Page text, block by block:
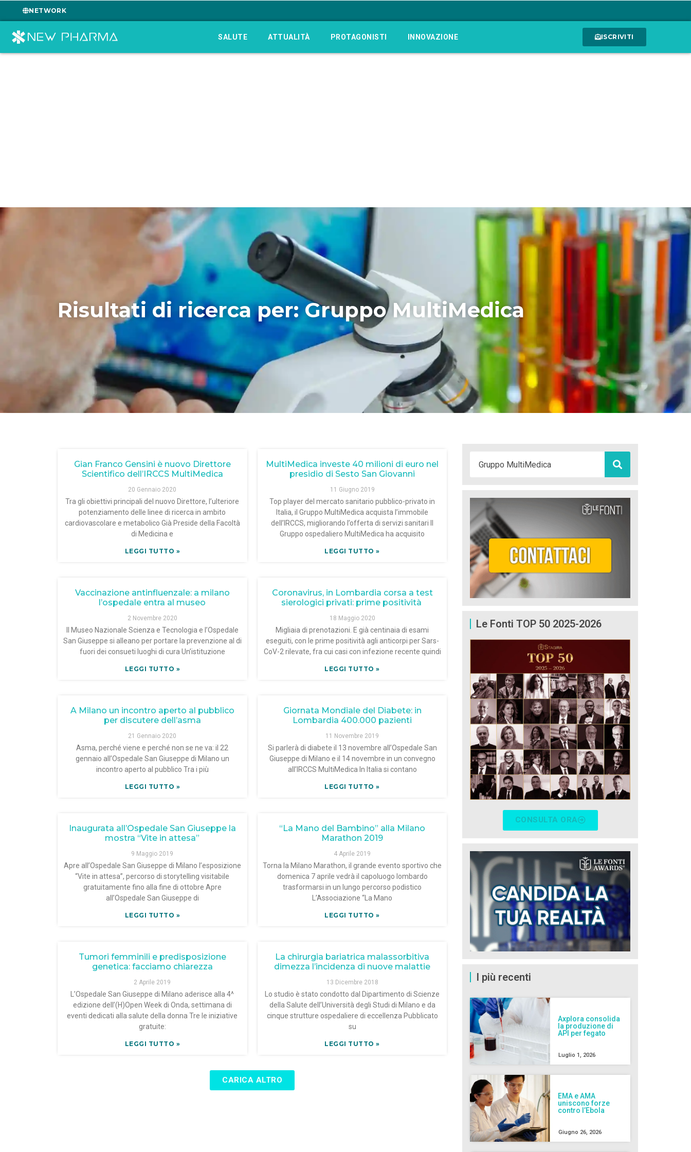
NETWORK
SALUTE ATTUALITÀ PROTAGONISTI INNOVAZIONE ISCRIVITI
Risultati di ricerca per: Gruppo MultiMedica
Gian Franco Gensini è nuovo Direttore
Scientifico dell’IRCCS MultiMedica
20 Gennaio 2020
Tra gli obiettivi principali del nuovo Direttore, l’ulteriore
potenziamento delle linee di ricerca in ambito
cardiovascolare e metabolico Già Preside della Facoltà
di Medicina e
LEGGI TUTTO »
MultiMedica investe 40 milioni di euro nel
presidio di Sesto San Giovanni
11 Giugno 2019
Top player del mercato sanitario pubblico-privato in
Italia, il Gruppo MultiMedica acquista l’immobile
dell’IRCCS, migliorando l’offerta di servizi sanitari Il
Gruppo ospedaliero MultiMedica ha acquisito
LEGGI TUTTO »
Vaccinazione antinfluenzale: a milano
l’ospedale entra al museo
2 Novembre 2020
Il Museo Nazionale Scienza e Tecnologia e l’Ospedale
San Giuseppe si alleano per portare la prevenzione al di
fuori dei consueti luoghi di cura Un’istituzione
LEGGI TUTTO »
Coronavirus, in Lombardia corsa a test
sierologici privati: prime positività
18 Maggio 2020
Migliaia di prenotazioni. E già centinaia di esami
eseguiti, con le prime positività agli anticorpi per Sars-
CoV-2 rilevate, fra cui casi con infezione recente quindi
LEGGI TUTTO »
A Milano un incontro aperto al pubblico
per discutere dell’asma
21 Gennaio 2020
Asma, perché viene e perché non se ne va: il 22
gennaio all’Ospedale San Giuseppe di Milano un
incontro aperto al pubblico Tra i più
LEGGI TUTTO »
Giornata Mondiale del Diabete: in
Lombardia 400.000 pazienti
11 Novembre 2019
Si parlerà di diabete il 13 novembre all’Ospedale San
Giuseppe di Milano e il 14 novembre in un convegno
all’IRCCS MultiMedica In Italia si contano
LEGGI TUTTO »
Inaugurata all’Ospedale San Giuseppe la
mostra “Vite in attesa”
9 Maggio 2019
Apre all’Ospedale San Giuseppe di Milano l’esposizione
“Vite in attesa”, percorso di storytelling visitabile
gratuitamente fino alla fine di ottobre Apre
all’Ospedale San Giuseppe di
LEGGI TUTTO »
“La Mano del Bambino” alla Milano
Marathon 2019
4 Aprile 2019
Torna la Milano Marathon, il grande evento sportivo che
domenica 7 aprile vedrà il capoluogo lombardo
trasformarsi in un lungo percorso podistico
L’Associazione “La Mano
LEGGI TUTTO »
Tumori femminili e predisposizione
genetica: facciamo chiarezza
2 Aprile 2019
L’Ospedale San Giuseppe di Milano aderisce alla 4^
edizione dell’(H)Open Week di Onda, settimana di
eventi dedicati alla salute della donna Tre le iniziative
gratuite:
LEGGI TUTTO »
La chirurgia bariatrica malassorbitiva
dimezza l’incidenza di nuove malattie
13 Dicembre 2018
Lo studio è stato condotto dal Dipartimento di Scienze
della Salute dell’Università degli Studi di Milano e da
cinque strutture ospedaliere di eccellenza Pubblicato
su
LEGGI TUTTO »
CARICA ALTRO
Le Fonti TOP 50 2025-2026
CONSULTA ORA
I più recenti
Axplora consolida
la produzione di
API per fegato
Luglio 1, 2026
EMA e AMA
uniscono forze
contro l’Ebola
Giugno 26, 2026